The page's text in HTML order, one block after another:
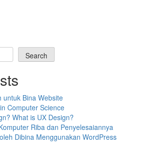
Search
untuk Bina Website
Computer Science
What is UX Design?
Riba dan Penyelesaiannya
Dibina Menggunakan WordPress